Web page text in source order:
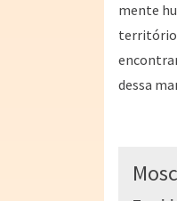
mente
dessa